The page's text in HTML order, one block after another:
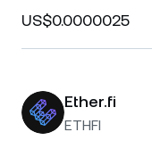
US$0.0000025
Ether.fi
ETHFI